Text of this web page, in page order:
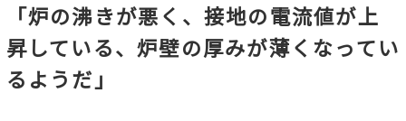
「炉の沸きが悪く、接地の電流値が上
昇している、炉壁の厚みが薄くなってい
るようだ」